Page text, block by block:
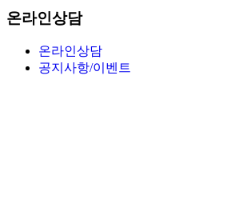
온라인상담
온라인상담
공지사항/이벤트